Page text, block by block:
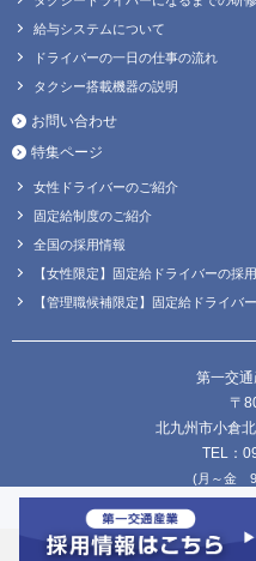
給与システムについて
ドライバーの一日の仕事の流れ
タクシー搭載機器の説明
お問い合わせ
特集ページ
女性ドライバーのご紹介
固定給制度のご紹介
全国の採用情報
【女性限定】固定給ドライバーの採
【管理職候補限定】固定給ドライバ
第一交
〒
北九州市小倉
TEL：
(月～金 9
FAX：
Copyright © DAIICHI KOUTSU